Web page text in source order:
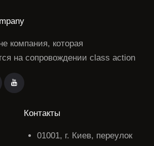
компания, которая
на сопровождении class action
Контакты
01001, г. Киев, переулок